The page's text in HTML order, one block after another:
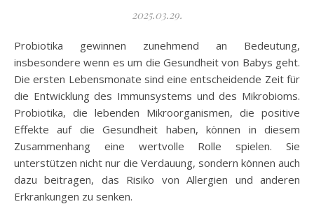
2025.03.29.
Probiotika gewinnen zunehmend an Bedeutung,
insbesondere wenn es um die Gesundheit von Babys geht.
Die ersten Lebensmonate sind eine entscheidende Zeit für
die Entwicklung des Immunsystems und des Mikrobioms.
Probiotika, die lebenden Mikroorganismen, die positive
Effekte auf die Gesundheit haben, können in diesem
Zusammenhang eine wertvolle Rolle spielen. Sie
unterstützen nicht nur die Verdauung, sondern können auch
dazu beitragen, das Risiko von Allergien und anderen
Erkrankungen zu senken.